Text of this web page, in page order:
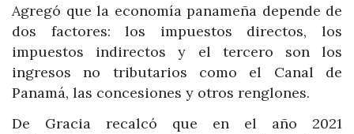
Agregó que la economía panameña depende de
dos factores: los impuestos directos, los
impuestos indirectos y el tercero son los
ingresos no tributarios como el Canal de
Panamá, las concesiones y otros renglones.
De Gracia recalcó que en el año 2021